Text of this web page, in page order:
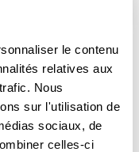
le contenu
relatives aux
Nous
sur l'utilisation de
sociaux, de
celles-ci
2075 €
415 €